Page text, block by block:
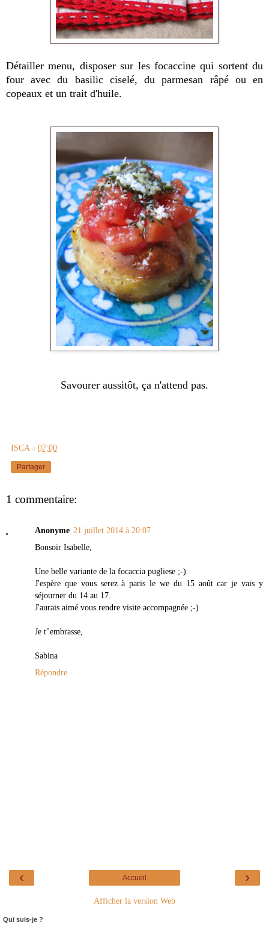
Détailler menu, disposer sur les focaccine qui sortent du
four avec du basilic ciselé, du parmesan râpé ou en
copeaux et un trait d'huile.
Savourer aussitôt, ça n'attend pas.
ISCA à 07:00
Partager
1 commentaire:
Anonyme 21 juillet 2014 à 20:07
Bonsoir Isabelle,
Une belle variante de la focaccia pugliese ;-)
J'espère que vous serez à paris le we du 15 août car je vais y
séjourner du 14 au 17.
J'aurais aimé vous rendre visite accompagnée ;-)
Je t"embrasse,
Sabina
Répondre
‹ ›
Accueil
Afficher la version Web
Qui suis-je ?